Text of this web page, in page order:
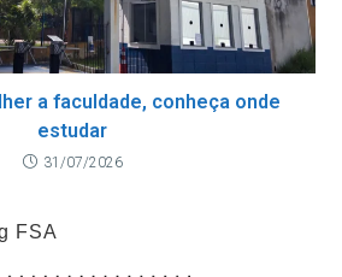
a faculdade, conheça onde
estudar
31/07/2026
FSA